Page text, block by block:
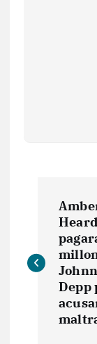
v
Heard
Depp